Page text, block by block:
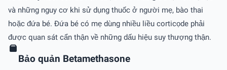
và những nguy cơ khi sử dụng thuốc ở người mẹ, bào thai
hoặc đứa bé. Ðứa bé có mẹ dùng nhiều liều corticọde phải
được quan sát cẩn thận về những dấu hiệu suy thượng thận.
Bảo quản Betamethasone